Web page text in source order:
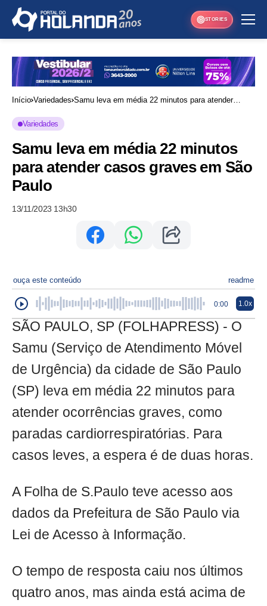
STORIES
Início Variedades Samu leva em média 22 minutos para atender
Variedades
Samu leva em média 22 minutos
para atender casos graves em São
Paulo
13/11/2023 13h30
ouça este conteúdo readme
0:00 1.0x
SÃO PAULO, SP (FOLHAPRESS) - O
Samu (Serviço de Atendimento Móvel
de Urgência) da cidade de São Paulo
(SP) leva em média 22 minutos para
atender ocorrências graves, como
paradas cardiorrespiratórias. Para
casos leves, a espera é de duas horas.
A Folha de S.Paulo teve acesso aos
dados da Prefeitura de São Paulo via
Lei de Acesso à Informação.
O tempo de resposta caiu nos últimos
quatro anos, mas ainda está acima de